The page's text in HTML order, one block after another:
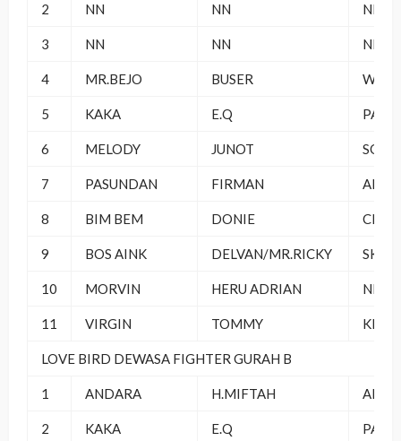
2 NN NN NN
3 NN NN NN
4 MR.BEJO BUSER WINS
5 KAKA E.Q
6 MELODY JUNOT
7 PASUNDAN FIRMAN ARS
8 BIM BEM DONIE
9 BOS AINK DELVAN/MR.RICKY
10 MORVIN HERU ADRIAN
11 VIRGIN TOMMY KLI
LOVE BIRD DEWASA FIGHTER GURAH B
1 ANDARA H.MIFTAH
2 KAKA E.Q